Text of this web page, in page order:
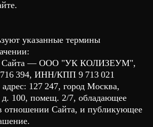
указанные термины
Сайта — ООО "УК КОЛИЗЕУМ",
394, ИНН/КПП 9 713 021
127 247, город Москва,
100, помещ. 2/7, обладающее
отношении Сайта, и публикующее